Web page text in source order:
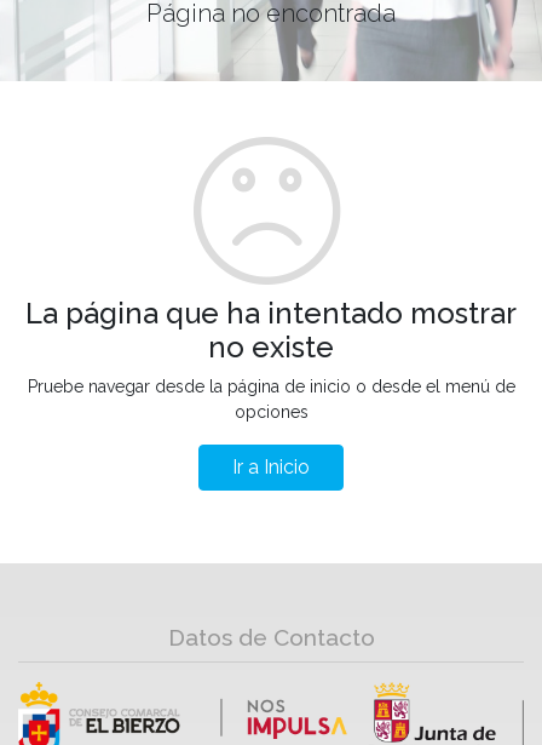
Página no encontrada
La página que ha intentado mostrar
no existe
Pruebe navegar desde la página de inicio o desde el menú de
opciones
Ir a Inicio
Datos de Contacto